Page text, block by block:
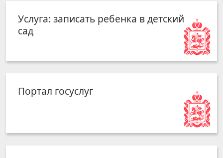
Оценка регулирующего воздействия